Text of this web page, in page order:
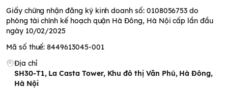
Bao bì kem dưỡng ẩmÝ Dĩ
Kem Dưỡng Ẩm Ý Dĩ Làm Sáng Da Reihaku Hatomugi Milky
Cream có bao bì dạng hũ nhựa, hình trụ tròn với dung tích 300g
của kem dưỡng cũng tương tự như các sản phẩm khác của
Hatomugi với hình ảnh hạt Coix đặc trưng.
Giấy chứng nhận đăng ký kinh doanh số: 0108056753 do
phòng tài chính kế hoạch quận Hà Đông, Hà Nội cấp lần đầu
ngày 10/02/2025
Mã số thuế: 8449613045-001
Địa chỉ
SH30-T1, La Casta Tower, Khu đô thị Văn Phú, Hà Đông,
Hà Nội